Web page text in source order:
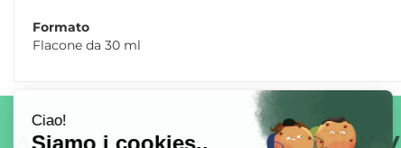
Formato
Flacone da 30 ml